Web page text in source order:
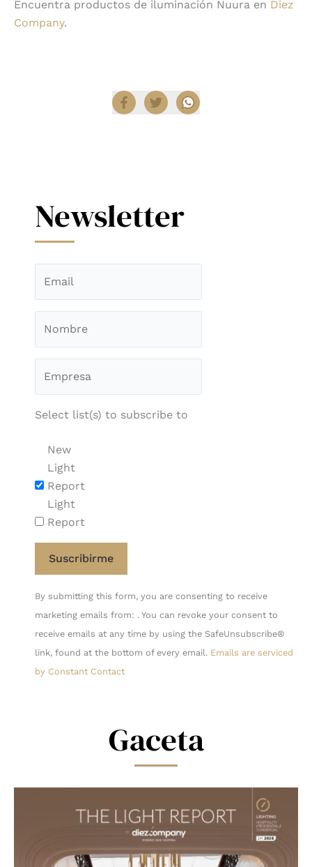
Encuentra productos de iluminación Nuura en Diez
Company.
Newsletter
Select list(s) to subscribe to
New
Light
Report
Light
Report
Constant
Contact
Use.
Please
leave
By submitting this form, you are consenting to receive
marketing emails from: . You can revoke your consent to
receive emails at any time by using the SafeUnsubscribe®
link, found at the bottom of every email. Emails are serviced
by Constant Contact
Gaceta